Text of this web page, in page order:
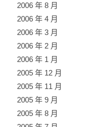
2006 年 8 月
2006 年 4 月
2006 年 3 月
2006 年 2 月
2006 年 1 月
2005 年 12 月
2005 年 11 月
2005 年 9 月
2005 年 8 月